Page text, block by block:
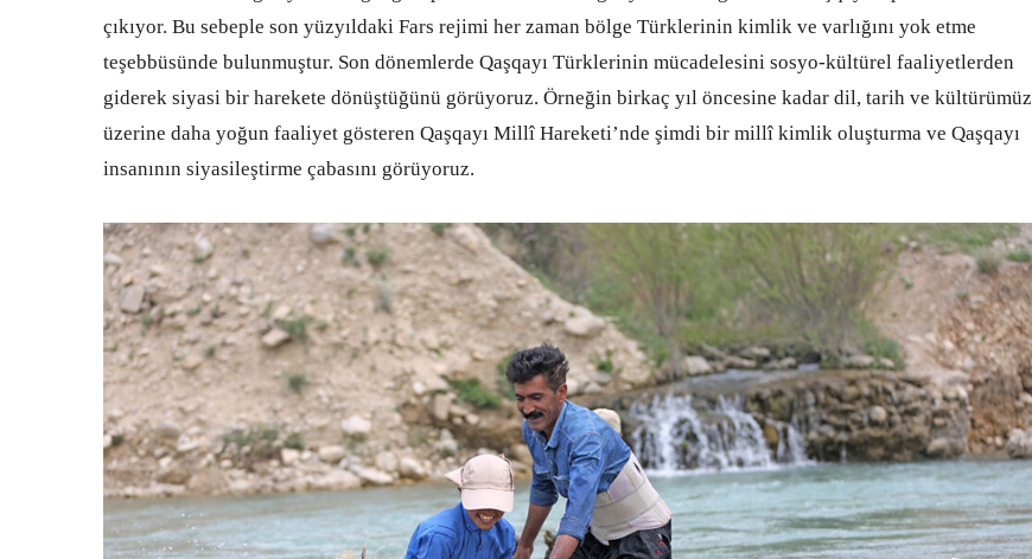
çıkıyor. Bu sebeple son yüzyıldaki Fars rejimi her zaman bölge Türklerinin kimlik ve varlığını yok etme
teşebbüsünde bulunmuştur. Son dönemlerde Qaşqayı Türklerinin mücadelesini sosyo-kültürel faaliyetlerden
giderek siyasi bir harekete dönüştüğünü görüyoruz. Örneğin birkaç yıl öncesine kadar dil, tarih ve kültürümüz
üzerine daha yoğun faaliyet gösteren Qaşqayı Millî Hareketi’nde şimdi bir millî kimlik oluşturma ve Qaşqayı
insanının siyasileştirme çabasını görüyoruz.